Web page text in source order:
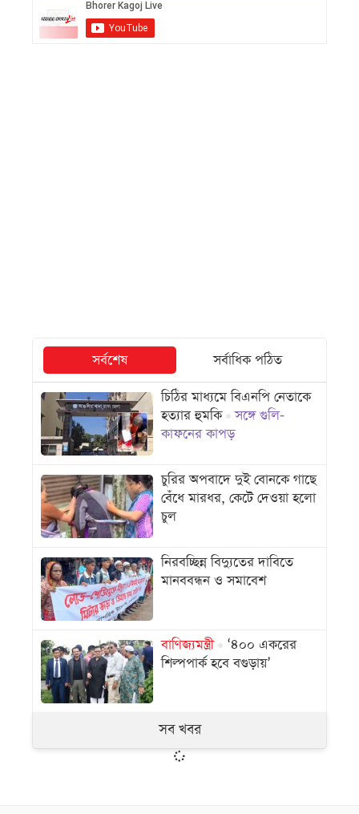
সর্বশেষ
সর্বাধিক পঠিত
চিঠির মাধ্যমে বিএনপি নেতাকে
হত্যার হুমকি
সঙ্গে গুলি-
কাফনের কাপড়
চুরির অপবাদে দুই বোনকে গাছে
বেঁধে মারধর, কেটে দেওয়া হলো
চুল
নিরবচ্ছিন্ন বিদ্যুতের দাবিতে
মানববন্ধন ও সমাবেশ
বাণিজ্যমন্ত্রী
‘৪০০ একরের
শিল্পপার্ক হবে বগুড়ায়’
সব খবর